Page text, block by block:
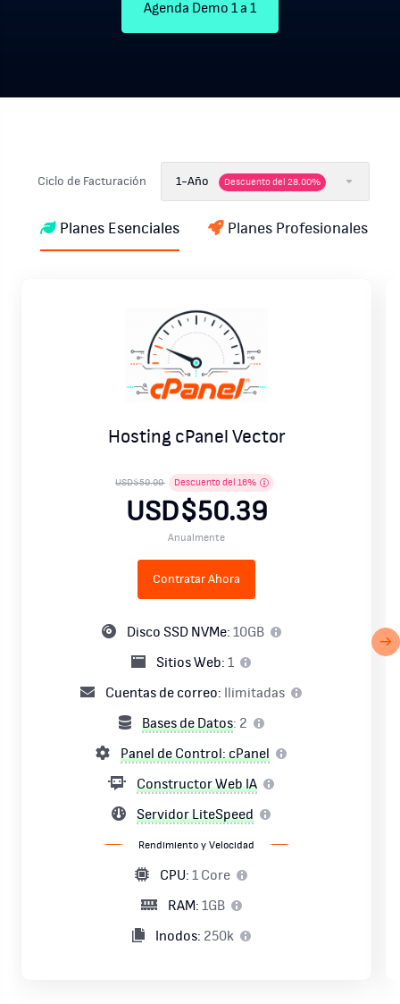
Agenda Demo 1 a 1
Planes Esenciales Planes Profesionales
Ciclo de Facturación 1-Año Descuento del 28.00%
Hosting cPanel Vector
USD$59.99 Descuento del 16%
USD$50.39
Anualmente
Contratar Ahora
Disco SSD NVMe: 10GB
Sitios Web: 1
Cuentas de correo: Ilimitadas
Bases de Datos: 2
Panel de Control: cPanel
Constructor Web IA
Servidor LiteSpeed
Rendimiento y Velocidad
CPU: 1 Core
RAM: 1GB
Inodos: 250k